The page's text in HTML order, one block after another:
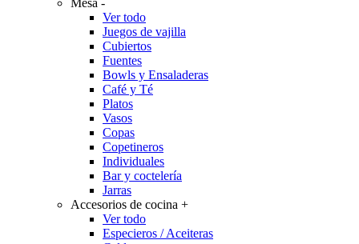
Mesa -
Ver todo
Juegos de vajilla
Cubiertos
Fuentes
Bowls y Ensaladeras
Café y Té
Platos
Vasos
Copas
Copetineros
Individuales
Bar y coctelería
Jarras
Accesorios de cocina +
Ver todo
Especieros / Aceiteras